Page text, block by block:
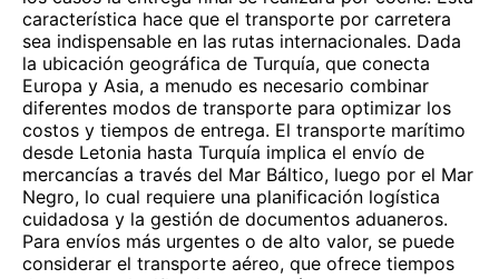
característica hace que el transporte por carretera
sea indispensable en las rutas internacionales. Dada
la ubicación geográfica de Turquía, que conecta
Europa y Asia, a menudo es necesario combinar
diferentes modos de transporte para optimizar los
costos y tiempos de entrega. El transporte marítimo
desde Letonia hasta Turquía implica el envío de
mercancías a través del Mar Báltico, luego por el Mar
Negro, lo cual requiere una planificación logística
cuidadosa y la gestión de documentos aduaneros.
Para envíos más urgentes o de alto valor, se puede
considerar el transporte aéreo, que ofrece tiempos